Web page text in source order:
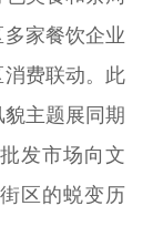
家餐饮企业
费联动。此
貌主题展同期
发市场向文
区的蜕变历